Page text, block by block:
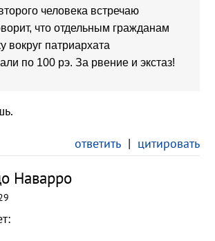
человека встречаю
что отдельным гражданам
вокруг патриархата
по 100 рэ. За рвение и экстаз!
ответить| цитировать
Наварро